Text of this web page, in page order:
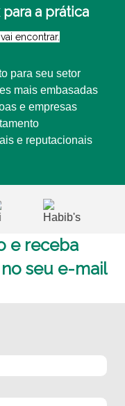
a prática
encontrar.
para seu setor
mais embasadas
e empresas
e reputacionais
e receba
seu e-mail